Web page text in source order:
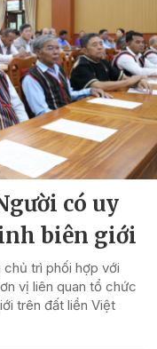
có uy
biên giới
chủ trì phối hợp với
vị liên quan tổ chức
trên đất liền Việt